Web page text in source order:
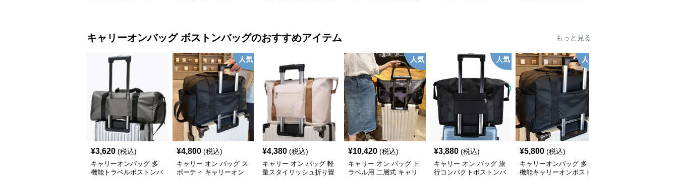
キャリーオンバッグ ボストンバッグのおすすめアイテム もっと見る
¥3,620 (税込)
キャリーオンバッグ 多
機能トラベルボストンバ
人気
¥4,800 (税込)
キャリー オン バッグ ス
ポーティ キャリーオン
¥4,380 (税込)
キャリー オン バッグ 軽
量スタイリッシュ折り畳
人気
¥10,420 (税込)
キャリー オン バッグ ト
ラベル用 二層式 キャリ
人気
¥3,880 (税込)
キャリー オン バッグ 旅
行コンパクトボストンバ
人気
¥5,800 (税込)
キャリーオンバッグ 多
機能キャリーオンボスト